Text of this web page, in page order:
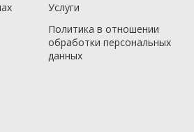
Услуги
Политика в отношении
обработки персональных
данныx